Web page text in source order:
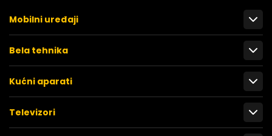
Mobilni uređaji
Bela tehnika
Kućni aparati
Televizori